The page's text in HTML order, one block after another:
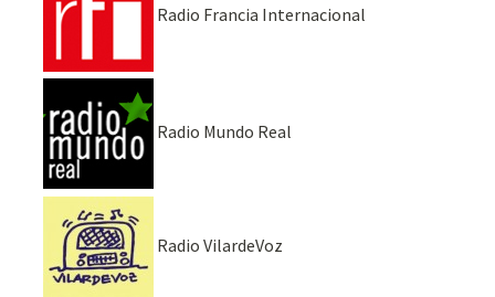
Radio Francia Internacional
Radio Mundo Real
Radio VilardeVoz